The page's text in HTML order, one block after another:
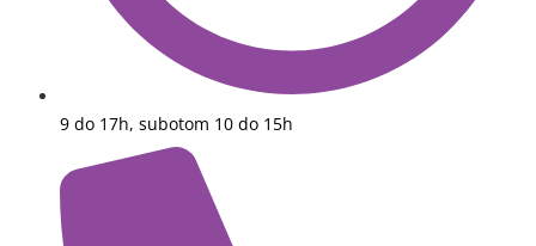
9 do 17h, subotom 10 do 15h